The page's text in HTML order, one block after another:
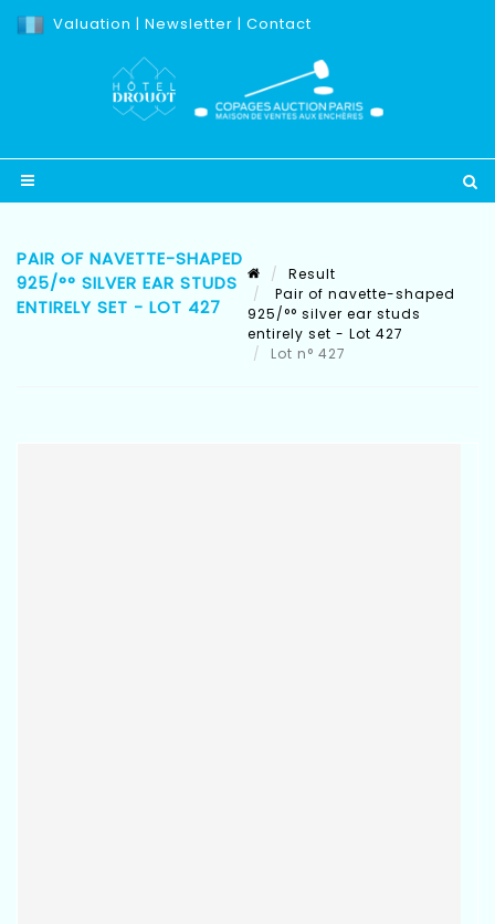
Valuation | Newsletter | Contact
PAIR OF NAVETTE-SHAPED
925/°° SILVER EAR STUDS
ENTIRELY SET - LOT 427
Result
Pair of navette-shaped
925/°° silver ear studs
entirely set - Lot 427
Lot n° 427